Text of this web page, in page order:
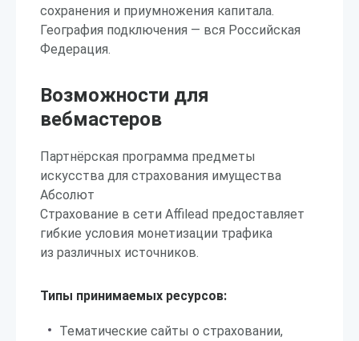
сохранения и приумножения капитала.
География подключения — вся Российская
Федерация.
Возможности для
вебмастеров
Партнёрская программа предметы
искусства для страхования имущества
Абсолют
Страхование в сети Affilead предоставляет
гибкие условия монетизации трафика
из различных источников.
Типы принимаемых ресурсов:
Тематические сайты о страховании,